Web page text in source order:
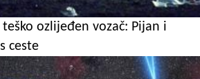
ozlijeđen vozač: Pijan i
ceste